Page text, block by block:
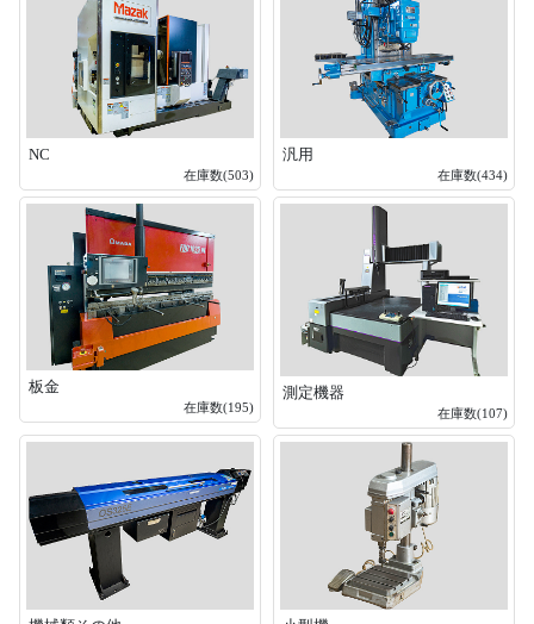
NC
在庫数(503)
汎用
在庫数(434)
板金
在庫数(195)
測定機器
在庫数(107)